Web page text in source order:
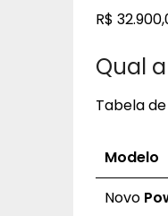
R$
Qual
Tabela
Modelo
Novo